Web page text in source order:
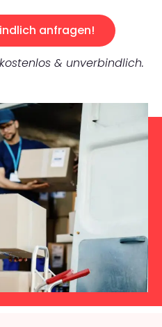
anfragen!
& unverbindlich.